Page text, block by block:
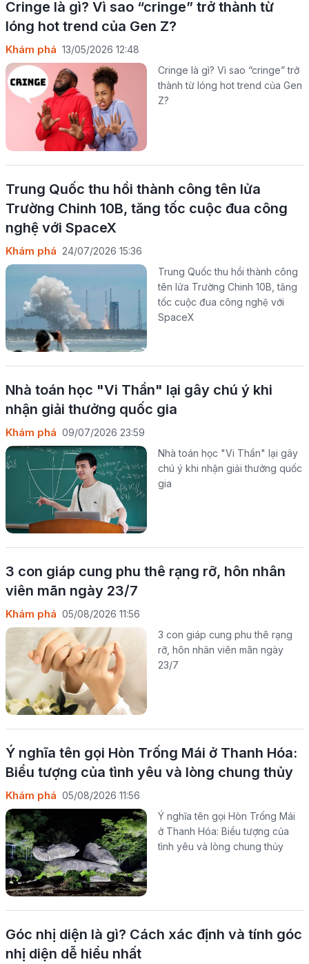
Cringe là gì? Vì sao “cringe” trở thành từ
lóng hot trend của Gen Z?
Khám phá 13/05/2026 12:48
Cringe là gì? Vì sao “cringe” trở
thành từ lóng hot trend của Gen
Z?
Trung Quốc thu hồi thành công tên lửa
Trường Chinh 10B, tăng tốc cuộc đua công
nghệ với SpaceX
Khám phá 24/07/2026 15:36
Trung Quốc thu hồi thành công
tên lửa Trường Chinh 10B, tăng
tốc cuộc đua công nghệ với
SpaceX
Nhà toán học "Vi Thần" lại gây chú ý khi
nhận giải thưởng quốc gia
Khám phá 09/07/2026 23:59
Nhà toán học "Vi Thần" lại gây
chú ý khi nhận giải thưởng quốc
gia
3 con giáp cung phu thê rạng rỡ, hôn nhân
viên mãn ngày 23/7
Khám phá 05/08/2026 11:56
3 con giáp cung phu thê rạng
rỡ, hôn nhân viên mãn ngày
23/7
Ý nghĩa tên gọi Hòn Trống Mái ở Thanh Hóa:
Biểu tượng của tình yêu và lòng chung thủy
Khám phá 05/08/2026 11:56
Ý nghĩa tên gọi Hòn Trống Mái
ở Thanh Hóa: Biểu tượng của
tình yêu và lòng chung thủy
Góc nhị diện là gì? Cách xác định và tính góc
nhị diện dễ hiểu nhất